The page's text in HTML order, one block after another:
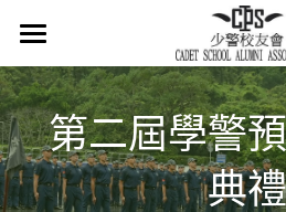
主頁
關於我們
會章
第二屆學警
典禮
商品分類
所有商品分類